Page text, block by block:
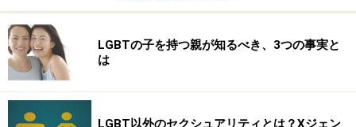
LGBTの子を持つ親が知るべき、3つの事実と
は
LGBT以外のセクシュアリティとは？Xジェン